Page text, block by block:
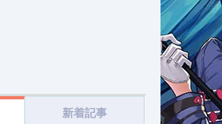
新着記事